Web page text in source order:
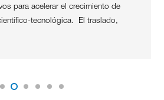
para acelerar el crecimiento de
tecnológica. El traslado,